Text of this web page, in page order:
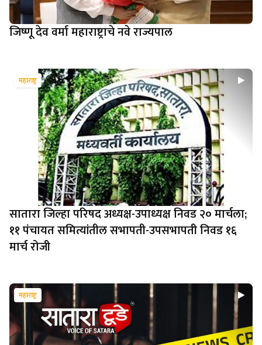
जिष्णू देव वर्मा महाराष्ट्राचे नवे राज्यपाल
महाराष्ट्र
सातारा जिल्हा परिषद अध्यक्ष-उपाध्यक्ष निवड २० मार्चला;
११ पंचायत समित्यांतील सभापती-उपसभापती निवड १६
मार्च रोजी
महाराष्ट्र